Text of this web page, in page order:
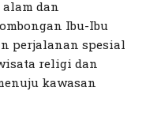
dan
Ibu-Ibu
perjalanan spesial
religi dan
kawasan